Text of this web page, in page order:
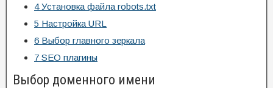
4Установка файла robots.txt
5 Настройка URL
6 Выбор главного зеркала
7 SEO плагины
Выбор доменного имени